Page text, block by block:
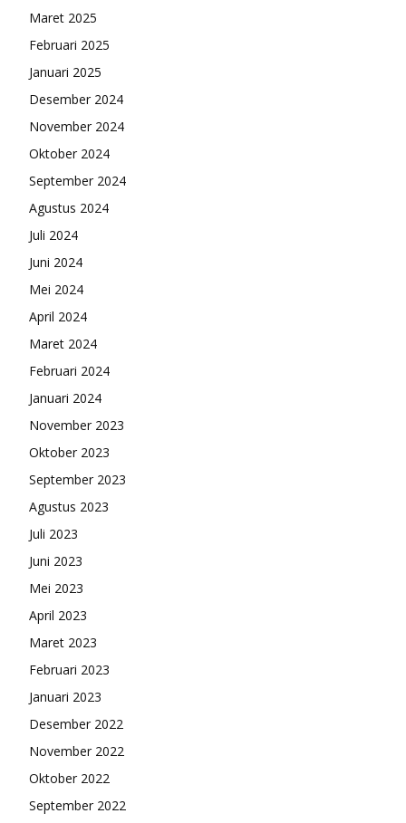
Maret 2025
Februari 2025
Januari 2025
Desember 2024
November 2024
Oktober 2024
September 2024
Agustus 2024
Juli 2024
Juni 2024
Mei 2024
April 2024
Maret 2024
Februari 2024
Januari 2024
November 2023
Oktober 2023
September 2023
Agustus 2023
Juli 2023
Juni 2023
Mei 2023
April 2023
Maret 2023
Februari 2023
Januari 2023
Desember 2022
November 2022
Oktober 2022
September 2022